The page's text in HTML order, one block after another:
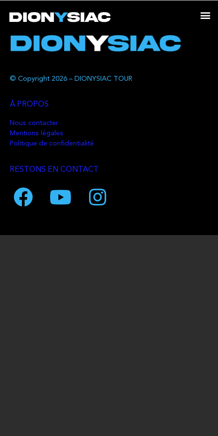
© Copyright 2026 – DIONYSIAC TOUR
À PROPOS
Nous contacter
Mentions légales
Politique de confidentialité
RESTONS EN CONTACT